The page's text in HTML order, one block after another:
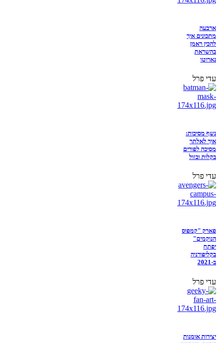
ארבעה
מתכונים איך
להכין ראמן
בהשראת
נארוטו
עדי פרל
נשף מסיכות:
איך לאלתר
מסיכה לפורים
בקלות ובזול
עדי פרל
פארק "קמפוס
הנוקמים"
יפתח
בקליפורניה
ב-2021
עדי פרל
יצירות אומנות